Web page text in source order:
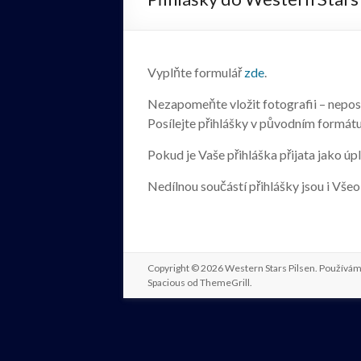
Vyplňte formulářzde.
Nezapomeňte vložit fotografii –
Posílejte přihlášky v původním
Pokud je Vaše přihláška přijata jako
Nedílnou součástí přihlášky jsou i
Copyright © 2026Western Stars Pilsen .
Spacious od ThemeGrill